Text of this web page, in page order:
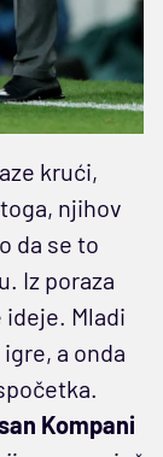
krući,
njihov
da se to
Iz poraza
Mladi
a onda
Kompani